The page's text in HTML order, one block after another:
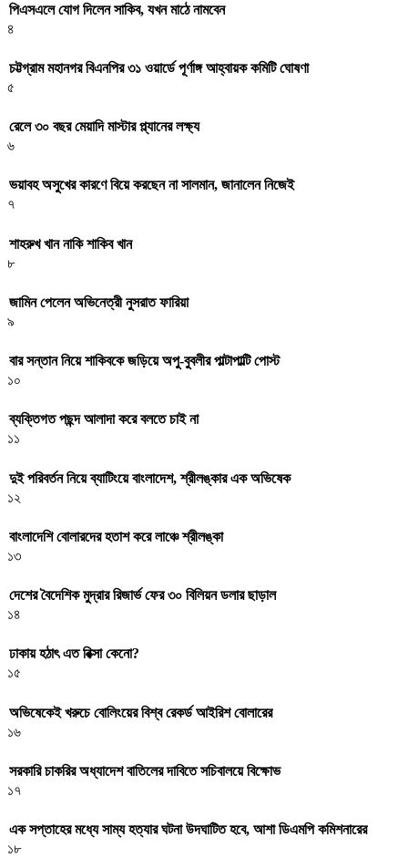
পিএসএলে যোগ দিলেন সাকিব, যখন মাঠে নামবেন
৪
চট্টগ্রাম মহানগর বিএনপির ৩১ ওয়ার্ডে পূর্ণাঙ্গ আহ্বায়ক কমিটি ঘোষণা
৫
রেলে ৩০ বছর মেয়াদি মাস্টার প্ল্যানের লক্ষ্য
৬
ভয়াবহ অসুখের কারণে বিয়ে করছেন না সালমান, জানালেন নিজেই
৭
শাহরুখ খান নাকি শাকিব খান
৮
জামিন পেলেন অভিনেত্রী নুসরাত ফারিয়া
৯
বার সন্তান নিয়ে শাকিবকে জড়িয়ে অপু-বুবলীর পাল্টাপাল্টি পোস্ট
১০
ব্যক্তিগত পছন্দ আলাদা করে বলতে চাই না
১১
দুই পরিবর্তন নিয়ে ব্যাটিংয়ে বাংলাদেশ, শ্রীলঙ্কার এক অভিষেক
১২
বাংলাদেশি বোলারদের হতাশ করে লাঞ্চে শ্রীলঙ্কা
১৩
দেশের বৈদেশিক মুদ্রার রিজার্ভ ফের ৩০ বিলিয়ন ডলার ছাড়াল
১৪
ঢাকায় হঠাৎ এত রিক্সা কেনো?
১৫
অভিষেকেই খরুচে বোলিংয়ের বিশ্ব রেকর্ড আইরিশ বোলারের
১৬
সরকারি চাকরির অধ্যাদেশ বাতিলের দাবিতে সচিবালয়ে বিক্ষোভ
১৭
এক সপ্তাহের মধ্যে সাম্য হত্যার ঘটনা উদঘাটিত হবে, আশা ডিএমপি কমিশনারের
১৮